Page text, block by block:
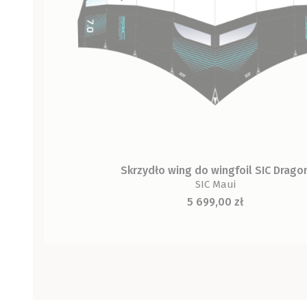
Skrzydło wing do wingfoil SIC
SIC Maui
Cena
5 699,00 zł